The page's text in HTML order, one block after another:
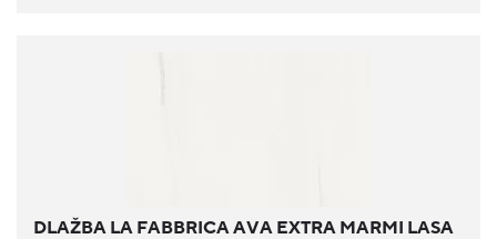
DLAŽBA LA FABBRICA AVA EXTRA MARMI LASA